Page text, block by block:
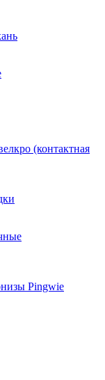
(контактная
Pingwie